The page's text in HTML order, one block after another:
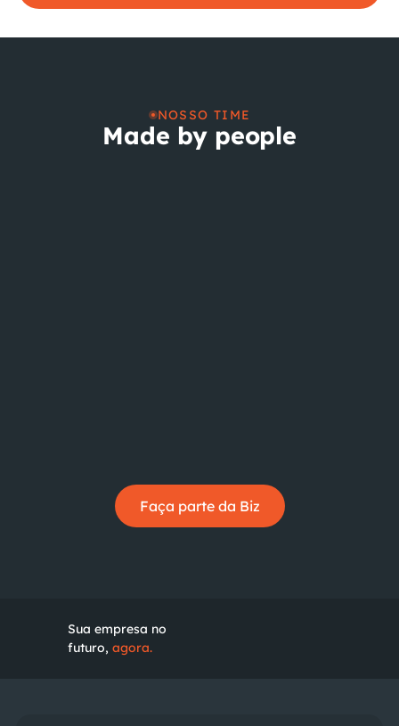
NOSSO TIME
Made by people
Faça parte da Biz
Sua empresa no
futuro, agora.